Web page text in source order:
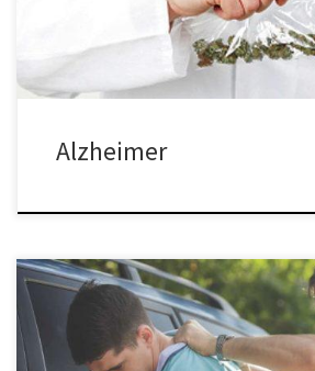
umysłowego, trudności w myśleniu i
Alzheimer
Czy w USA można dostać DUI podczas
marihuanie? DUI – driving under influence